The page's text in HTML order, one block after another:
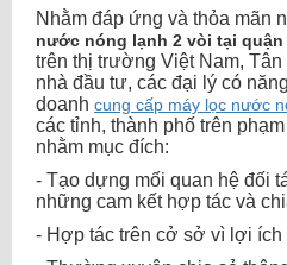
Nhằm đáp ứng và thỏa mãn
nước nóng lạnh 2 vòi tại quận
trên thị trường Việt Nam,
nhà đầu tư, các đại lý có
doanh cung cấp máy lọc nước
các tỉnh, thành phố trên
nhằm mục đích:
- Tạo dựng mối quan hệ đối
những cam kết hợp tác và
- Hợp tác trên cở sở vì lợi ích